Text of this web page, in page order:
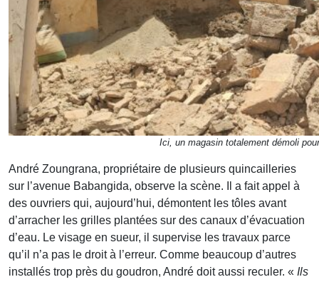
Ici, un magasin totalement démoli
André Zoungrana, propriétaire de plusieurs quincailleries
sur l’avenue Babangida, observe la scène. Il a fait appel à
des ouvriers qui, aujourd’hui, démontent les tôles avant
d’arracher les grilles plantées sur des canaux d’évacuation
d’eau. Le visage en sueur, il supervise les travaux parce
qu’il n’a pas le droit à l’erreur. Comme beaucoup d’autres
installés trop près du goudron, André doit aussi reculer. « Ils